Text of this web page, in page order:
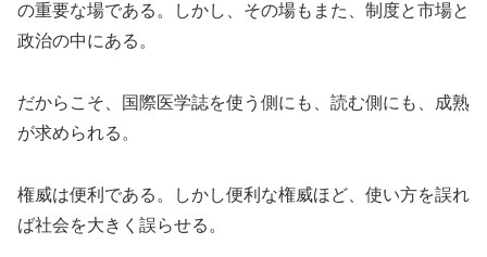
の重要な場である。しかし、その場もまた、制度と市場と
政治の中にある。
だからこそ、国際医学誌を使う側にも、読む側にも、成熟
が求められる。
権威は便利である。しかし便利な権威ほど、使い方を誤れ
ば社会を大きく誤らせる。